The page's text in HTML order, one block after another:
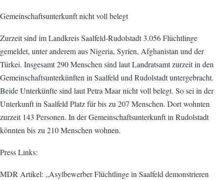
Gemeinschaftsunterkunft nicht voll belegt
Zurzeit sind im Landkreis Saalfeld-Rudolstadt 3.056 Flüchtlinge
gemeldet, unter anderem aus Nigeria, Syrien, Afghanistan und der
Türkei. Insgesamt 290 Menschen sind laut Landratsamt zurzeit in den
Gemeinschaftsunterkünften in Saalfeld und Rudolstadt untergebracht.
Beide Unterkünfte sind laut Petra Maar nicht voll belegt. So sei in der
Unterkunft in Saalfeld Platz für bis zu 207 Menschen. Dort wohnten
zurzeit 143 Personen. In der Gemeinschaftsunterkunft in Rudolstadt
könnten bis zu 210 Menschen wohnen.
Press Links:
MDR Artikel: „Asylbewerber Flüchtlinge in Saalfeld demonstrieren